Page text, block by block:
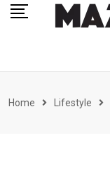
Home Lifestyle